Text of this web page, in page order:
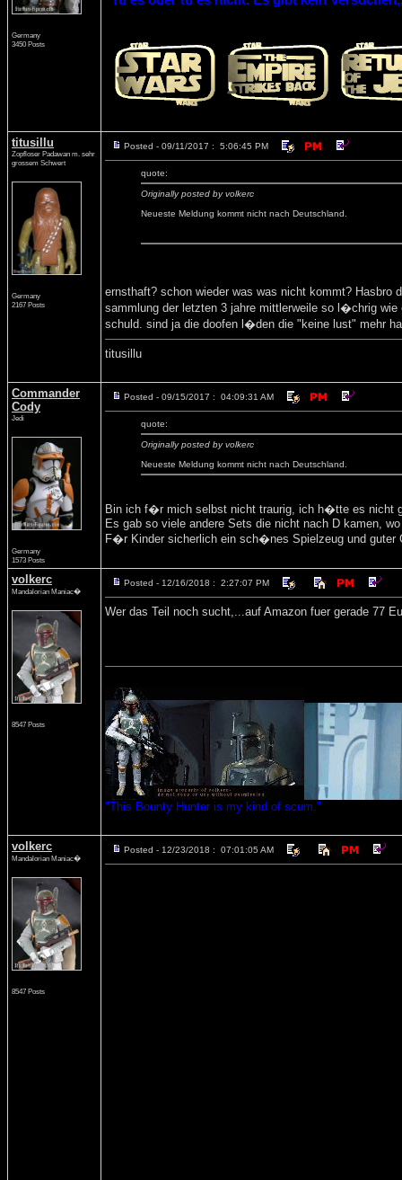
Germany
3450 Posts
titusillu
Zopfloser Padawan m. sehr
grossem Schwert
Germany
2167 Posts
Posted - 09/11/2017 : 5:06:45 PM
quote:
Originally posted by volkerc
Neueste Meldung kommt nicht nach Deutschland.
ernsthaft? schon wieder was was nicht kommt?
sammlung der letzten 3 jahre mittlerweile so l�chrig
schuld. sind ja die doofen l�den die "keine lust" mehr
titusillu
Commander
Cody
Jedi
Germany
1573 Posts
Posted - 09/15/2017 : 04:09:31 AM
quote:
Originally posted by volkerc
Neueste Meldung kommt nicht nach Deutschland.
Bin ich f�r mich selbst nicht traurig, ich h�tte es nicht
Es gab so viele andere Sets die nicht nach D kamen,
F�r Kinder sicherlich ein sch�nes Spielzeug und guter
volkerc
Mandalorian Maniac�
8547 Posts
Posted - 12/16/2018 : 2:27:07 PM
Wer das Teil noch sucht,...auf Amazon fuer gerade 77
"This Bounty Hunter is my kind of scum."
volkerc
Mandalorian Maniac�
8547 Posts
Posted - 12/23/2018 : 07:01:05 AM